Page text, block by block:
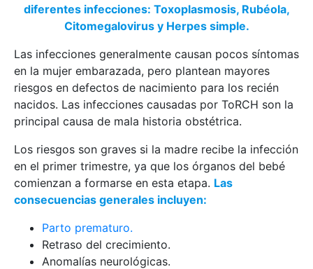
diferentes infecciones: Toxoplasmosis, Rubéola,
Citomegalovirus y Herpes simple.
Las infecciones generalmente causan pocos síntomas
en la mujer embarazada, pero plantean mayores
riesgos en defectos de nacimiento para los recién
nacidos. Las infecciones causadas por ToRCH son la
principal causa de mala historia obstétrica.
Los riesgos son graves si la madre recibe la infección
en el primer trimestre, ya que los órganos del bebé
comienzan a formarse en esta etapa. Las
consecuencias generales incluyen:
Parto prematuro.
Retraso del crecimiento.
Anomalías neurológicas.